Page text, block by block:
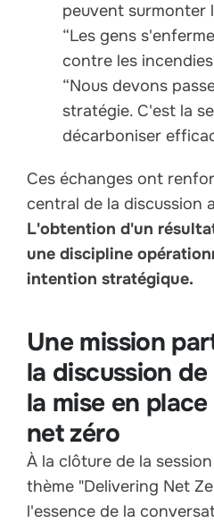
peuvent surmonter
“Les gens
contre les
“Nous devons
stratégie. C'est la
décarboniser
Ces échanges ont
central de la discussion
L'obtention d'un
une discipline
intention stratégique.
Une mission
la discussion
la mise en
net zéro
À la clôture de la
thème "Delivering Net
l'essence de la